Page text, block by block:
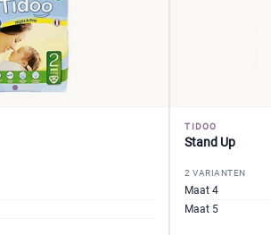
TIDOO
Stand Up
2 VARIANTEN
Maat 4
Maat 5